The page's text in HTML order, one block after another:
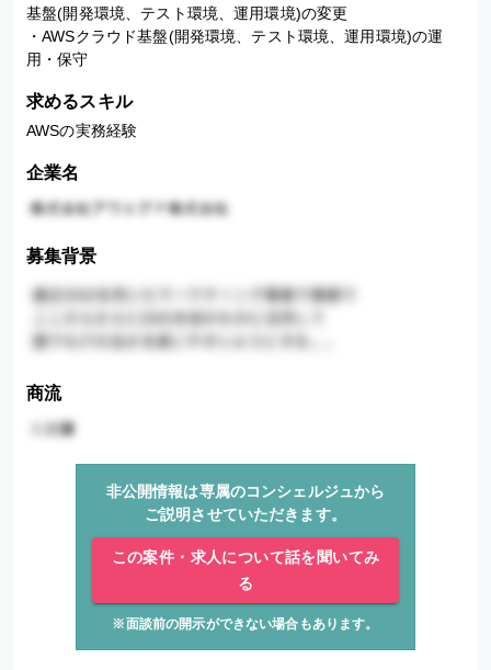
基盤(開発環境、テスト環境、運用環境)の変更
・AWSクラウド基盤(開発環境、テスト環境、運用環境)の運
用・保守
求めるスキル
AWSの実務経験
企業名
募集背景
商流
非公開情報は専属のコンシェルジュから
ご説明させていただきます。
この案件・求人について話を聞いてみ
る
※面談前の開示ができない場合もあります。